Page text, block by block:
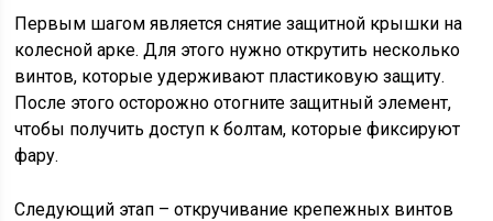
Первым шагом является снятие защитной крышки на
колесной арке. Для этого нужно открутить несколько
винтов, которые удерживают пластиковую защиту.
После этого осторожно отогните защитный элемент,
чтобы получить доступ к болтам, которые фиксируют
фару.
Следующий этап – откручивание крепежных винтов